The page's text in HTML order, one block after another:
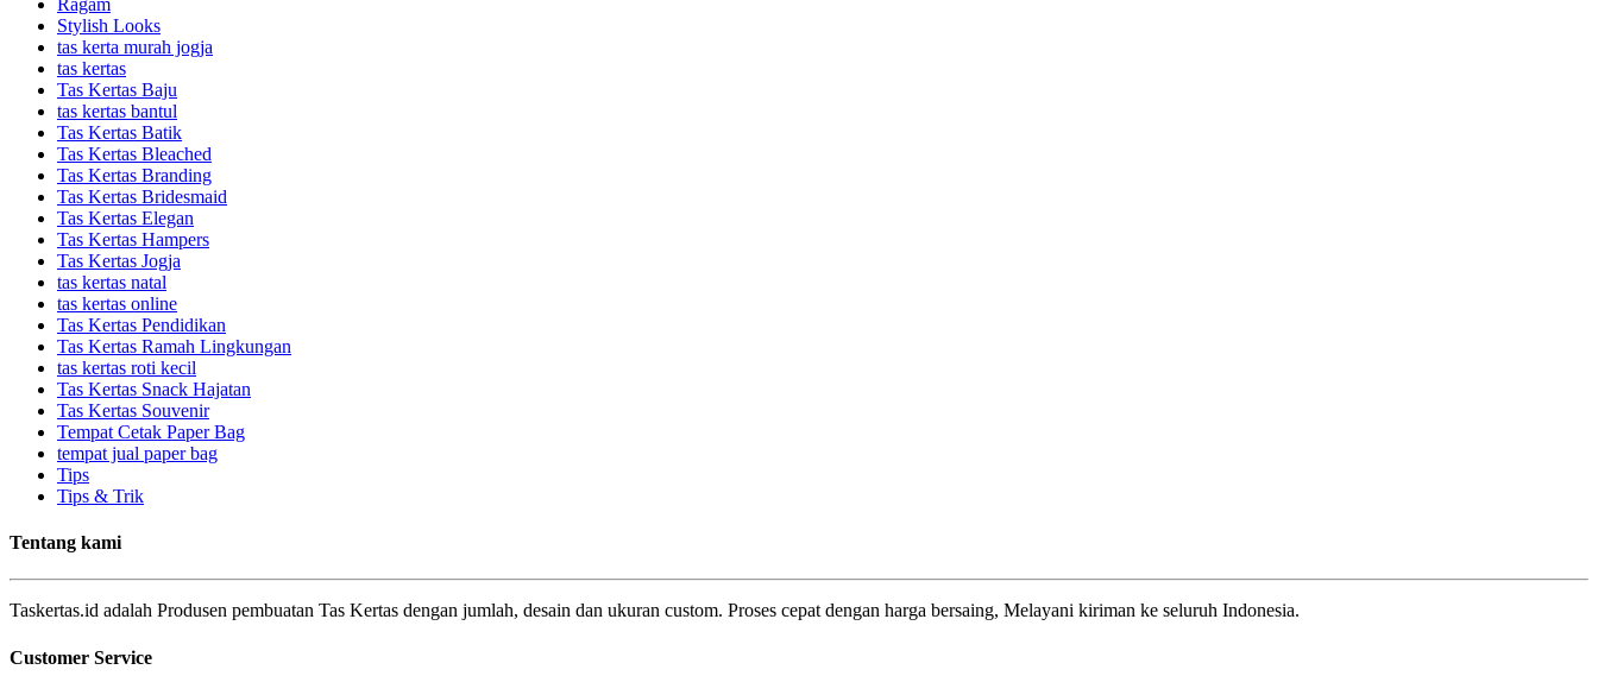
Stylish Looks
tas kerta murah jogja
tas kertas
Tas Kertas Baju
tas kertas bantul
Tas Kertas Batik
Tas Kertas Bleached
Tas Kertas Branding
Tas Kertas Bridesmaid
Tas Kertas Elegan
Tas Kertas Hampers
Tas Kertas Jogja
tas kertas natal
tas kertas online
Tas Kertas Pendidikan
Tas Kertas Ramah Lingkungan
tas kertas roti kecil
Tas Kertas Snack Hajatan
Tas Kertas Souvenir
Tempat Cetak Paper Bag
tempat jual paper bag
Tips
Tips & Trik
Tentang kami
Taskertas.id adalah Produsen pembuatan Tas Kertas dengan jumlah, desain dan ukuran custom. Proses cepat dengan harga bersaing, Melayani kiriman ke seluruh Indonesia.
Customer Service